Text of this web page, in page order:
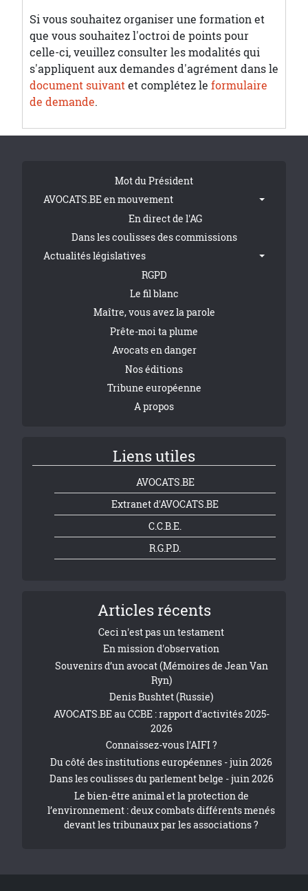
Si vous souhaitez organiser une formation et
que vous souhaitez l'octroi de points pour
celle-ci, veuillez consulter les modalités qui
s'appliquent aux demandes d'agrément dans le
document suivantet complétez le formulaire
de demande.
Tribune FooterMot du Président
AVOCATS.BE en mouvement
En direct de l'AG
Dans les coulisses des commissions
Actualités législatives
RGPD
Le fil blanc
Maître, vous avez la parole
Prête-moi ta plume
Avocats en danger
Nos éditions
Tribune européenne
A propos
Liens utiles
AVOCATS.BE
Extranet d'AVOCATS.BE
C.C.B.E.
R.G.P.D.
Articles récents
Ceci n'est pas un testament
En mission d'observation
Souvenirs d’un avocat (Mémoires de Jean Van
Ryn)
Denis Bushtet (Russie)
AVOCATS.BE au CCBE : rapport d'activités 2025-
2026
Connaissez-vous l'AIFI ?
Du côté des institutions européennes - juin 2026
Dans les coulisses du parlement belge - juin 2026
Le bien-être animal et la protection de
l’environnement : deux combats différents menés
devant les tribunaux par les associations ?